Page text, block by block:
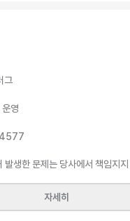
그
영
발생한 문제는 당사에서 책임지
자세히